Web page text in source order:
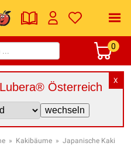
0
X
Österreich
» Kakibäume » Japanische Kaki